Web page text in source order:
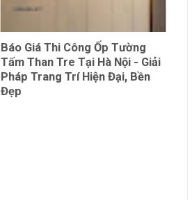
Báo Giá Thi Công Ốp Tường
Tấm Than Tre Tại Hà Nội - Giải
Pháp Trang Trí Hiện Đại, Bền
Đẹp